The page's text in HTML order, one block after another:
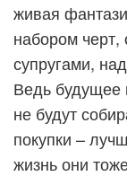
живая
набором черт,
супругами,
Ведь будущее
не будут
покупки –
жизнь они